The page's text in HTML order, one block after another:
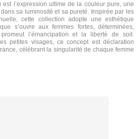
l’expression ultime de la couleur pure, une
sa luminosité et sa pureté. Inspirée par les
cette collection adopte une esthétique
s’ouvre aux femmes fortes, déterminées,
l’émancipation et la liberté de soit.
petites visages, ce concept est déclaration
célébrant la singularité de chaque femme